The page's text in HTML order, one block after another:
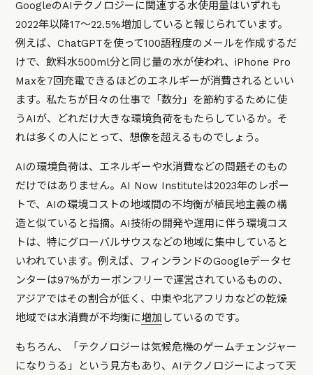
GoogleのAIテクノロジーに関連する水使用量はいずれも
2022年以降17～22.5%増加していると報じられています。
例えば、ChatGPTを使って100語程度のメールを作成するだ
けで、飲料水500ml分と同じ量の水が使われ、iPhone Pro
Maxを7回充電できるほどのエネルギーが消費されるといい
ます。私たちが日々の仕事で「数分」を節約するために使
うAIが、どれだけ大きな環境負荷をもたらしているか。そ
れは多くの人にとって、想像を超えるものでしょう。
AIの環境負荷は、エネルギーや水消費などの問題そのもの
だけではありません。AI Now Instituteは2023年のレポー
トで、AIの環境コストの地域間の不均衡が植民地主義の構
造と似ていると指摘。AI技術の開発や運用に伴う環境コス
トは、特にグローバルサウスなどの地域に集中していると
いわれています。例えば、フィンランドのGoogleデータセ
ンターは97%がカーボンフリーで運営されているものの、
アジアではその割合が低く、中東や北アフリカなどの乾燥
地域では水消費が不均衡に増加 しているのです。
もちろん、「テクノロジーは気候危機のゲームチェンジャー
になりうる」という見方もあり、AIテクノロジーによって天